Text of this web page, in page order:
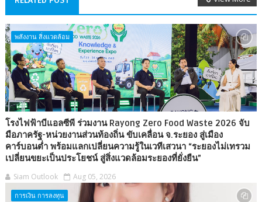
พลังงาน สิ่งแวดล้อม
โรงไฟฟ้าบีแอลซีพี ร่วมงาน Rayong Zero Food Waste 2026 จับ
มือภาครัฐ-หน่วยงานส่วนท้องถิ่น ขับเคลื่อน จ.ระยอง สู่เมือง
คาร์บอนต่ำ พร้อมแลกเปลี่ยนความรู้ในเวทีเสวนา “ระยองไม่เทรวม
เปลี่ยนขยะเป็นประโยชน์ สู่สิ่งแวดล้อมระยองที่ยั่งยืน”
Siam Outlook Aug 05, 2026
การเงิน การลงทุน